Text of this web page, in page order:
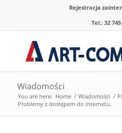
Rejestracja
Tel.: 32
Wiadomości
You are here: Home / Wiadomości /
Problemy z dostępem do internetu.